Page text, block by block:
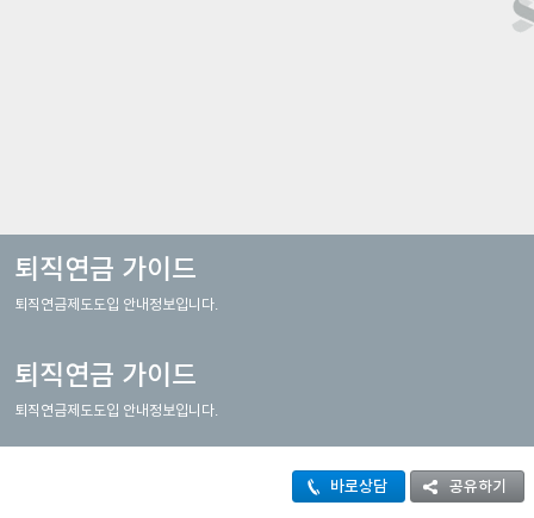
기
퇴직연금 가이드
퇴직연금제도도입 안내정보입니다.
퇴직연금 가이드
퇴직연금제도도입 안내정보입니다.
바로상담 공유하기